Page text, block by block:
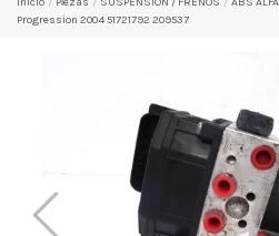
Progression 2004 51721792 209537